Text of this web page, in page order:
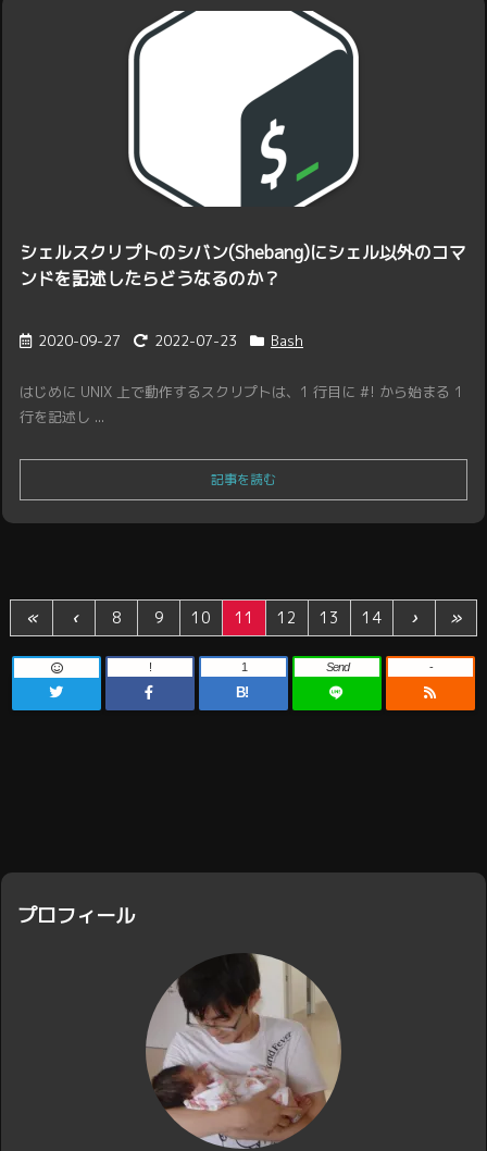
シェルスクリプトのシバン(Shebang)にシェル以外のコマ
ンドを記述したらどうなるのか？
2020-09-27 2022-07-23 Bash
はじめに UNIX 上で動作するスクリプトは、1 行目に #! から始まる 1
行を記述し ...
記事を読む
« ‹ 8 9 10 11 12 13 14 › »
!
B!
1 Send -
プロフィール